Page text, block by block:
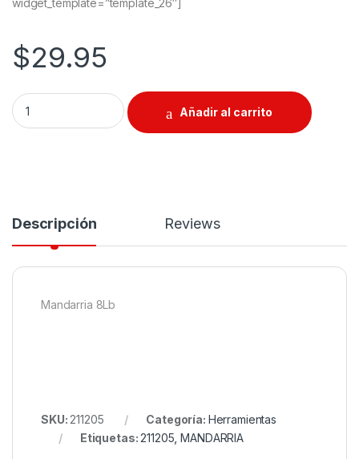
widget_template=”template_26″]
$29.95
Martillo 8Lb quantity
Añadir al carrito
Descripción Reviews
Mandarria 8Lb
SKU: 211205 Categoría: Herramientas
Etiquetas:211205 ,MANDARRIA